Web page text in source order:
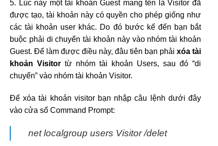
5. Lúc này một tài khoản Guest mang tên là Visitor đã
được tạo, tài khoản này có quyền cho phép giống như
các tài khoản user khác. Do đó bước kế đến bạn bắt
buộc phải di chuyển tài khoản này vào nhóm tài khoản
Guest. Để làm được điều này, đâu tiên bạn phải xóa tài
khoản Visitor từ nhóm tài khoản Users, sau đó “di
chuyển” vào nhóm tài khoản Visitor.
Để xóa tài khoản visitor bạn nhập câu lệnh dưới đây
vào cửa sổ Command Prompt:
net localgroup users Visitor /delet